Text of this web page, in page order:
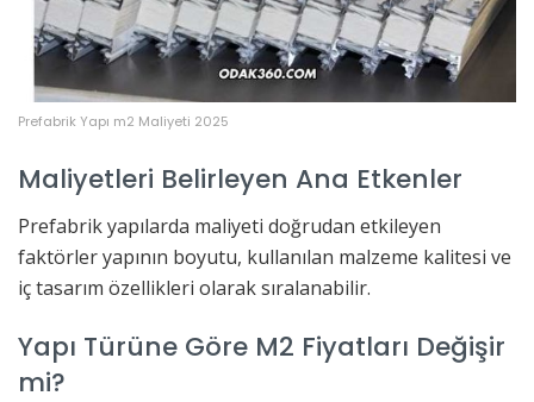
Prefabrik Yapı m2 Maliyeti 2025
Maliyetleri Belirleyen Ana Etkenler
Prefabrik yapılarda maliyeti doğrudan etkileyen
faktörler yapının boyutu, kullanılan malzeme kalitesi ve
iç tasarım özellikleri olarak sıralanabilir.
Yapı Türüne Göre M2 Fiyatları Değişir
mi?